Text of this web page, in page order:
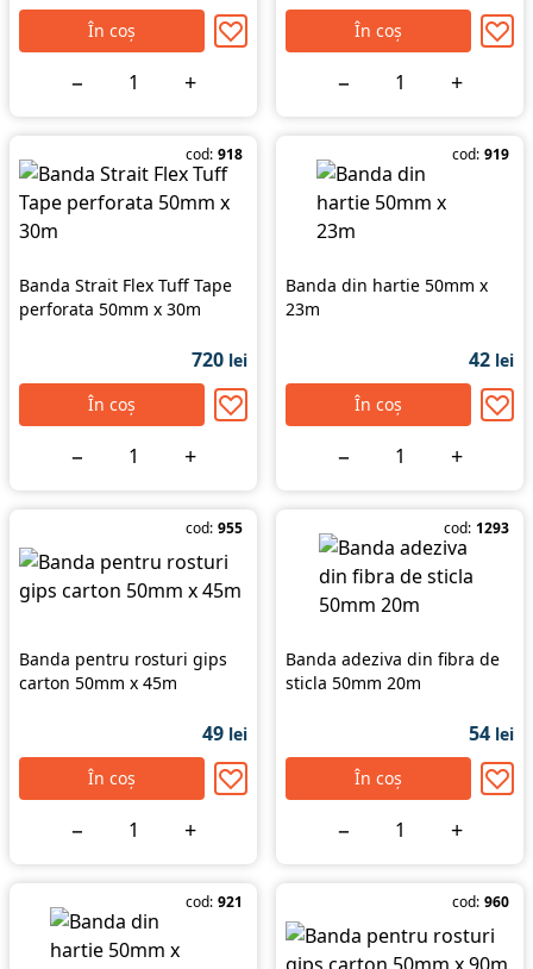
În coș
− +
În coș
− +
cod: 918
Banda Strait Flex Tuff Tape
perforata 50mm x 30m
720 lei
În coș
− +
cod: 919
Banda din hartie 50mm x
23m
42 lei
În coș
− +
cod: 955
Banda pentru rosturi gips
carton 50mm x 45m
49 lei
În coș
− +
cod: 1293
Banda adeziva din fibra de
sticla 50mm 20m
54 lei
În coș
− +
cod: 921 cod: 960